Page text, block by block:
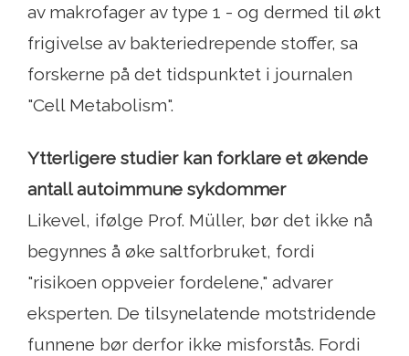
av makrofager av type 1 - og dermed til økt
frigivelse av bakteriedrepende stoffer, sa
forskerne på det tidspunktet i journalen
"Cell Metabolism".
Ytterligere studier kan forklare et økende
antall autoimmune sykdommer
Likevel, ifølge Prof. Müller, bør det ikke nå
begynnes å øke saltforbruket, fordi
"risikoen oppveier fordelene," advarer
eksperten. De tilsynelatende motstridende
funnene bør derfor ikke misforstås. Fordi